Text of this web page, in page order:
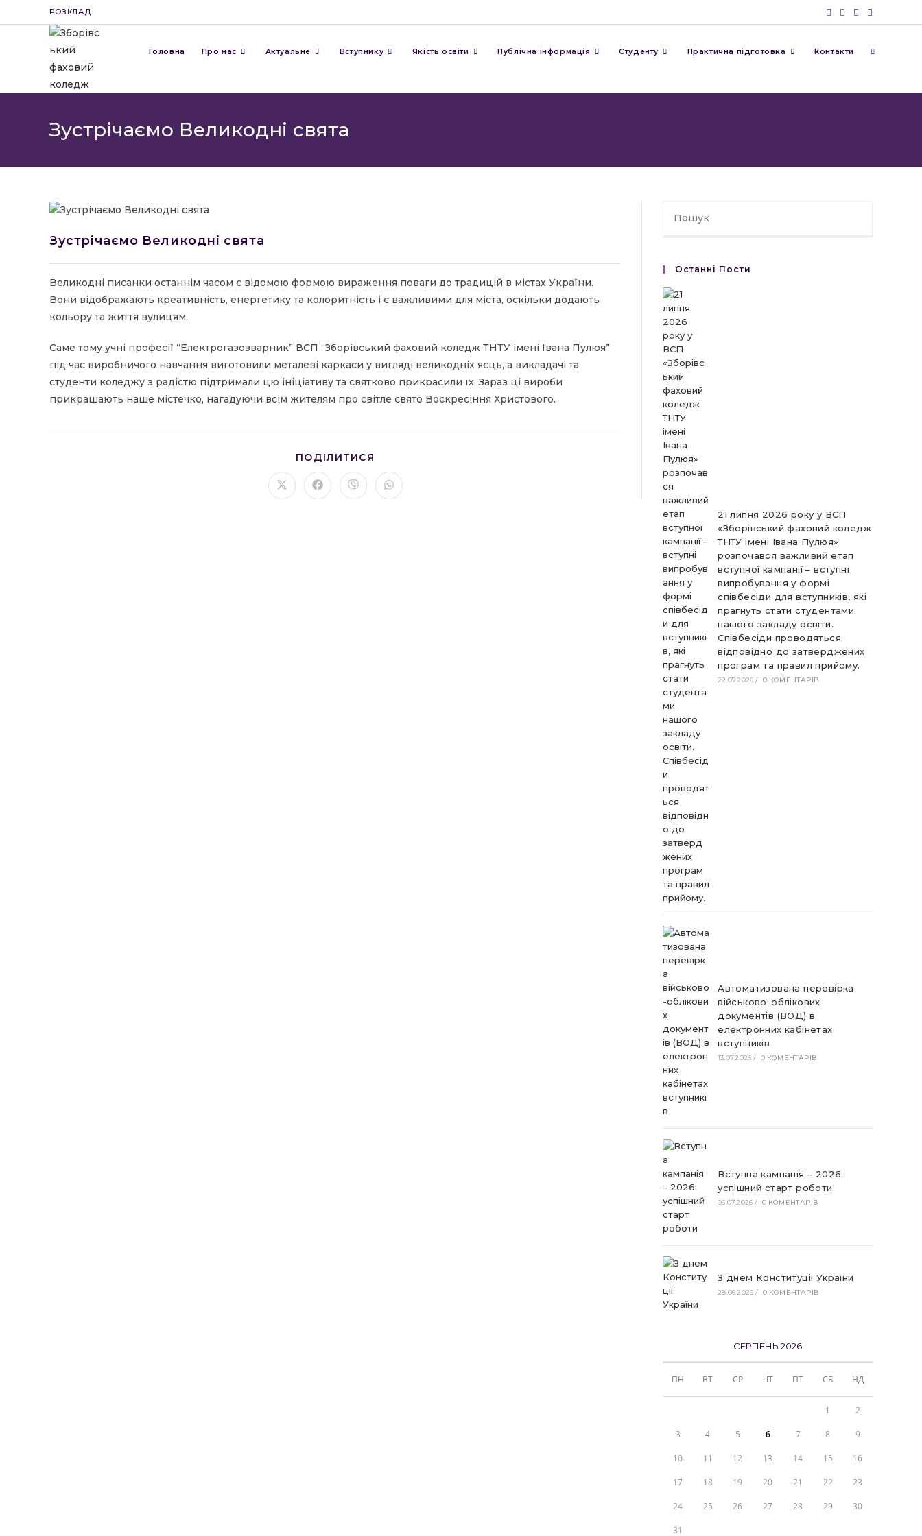
до
РОЗКЛАД
Головна Про нас Актуальне Вступнику Якість освіти Публічна інформація Студенту Практична підготовка Контакти
Зустрічаємо Великодні свята
Зустрічаємо Великодні свята
Великодні писанки останнім часом є відомою формою вираження поваги до традицій в містах України.
Вони відображають креативність, енергетику та колоритність і є важливими для міста, оскільки додають
кольору та життя вулицям.
Саме тому учні професії “Електрогазозварник” ВСП “Зборівський фаховий коледж ТНТУ імені Івана Пулюя”
під час виробничого навчання виготовили металеві каркаси у вигляді великодніх яєць, а викладачі та
студенти коледжу з радістю підтримали цю ініціативу та святково прикрасили їх. Зараз ці вироби
прикрашають наше містечко, нагадуючи всім жителям про світле свято Воскресіння Христового.
ПОДІЛИТИСЯ
ЦИМ
ВМІСТОМ
Відкрити
в
Відкрити
в
Відкрити
в
Відкрити
в
Останні Пости
21 липня 2026 року у ВСП
«Зборівський фаховий коледж
ТНТУ імені Івана Пулюя»
розпочався важливий етап
вступної кампанії – вступні
випробування у формі
співбесіди для вступників, які
прагнуть стати студентами
нашого закладу освіти.
Співбесіди проводяться
відповідно до затверджених
програм та правил прийому.
22.07.2026 / 0 КОМЕНТАРІВ
Автоматизована перевірка
військово-облікових
документів (ВОД) в
електронних кабінетах
вступників
13.07.2026 / 0 КОМЕНТАРІВ
Вступна кампанія – 2026:
успішний старт роботи
06.07.2026 / 0 КОМЕНТАРІВ
З днем Конституції України
28.06.2026 / 0 КОМЕНТАРІВ
СЕРПЕНЬ 2026
ПН ВТ СР ЧТ ПТ СБ НД
1 2
3 4 5 6 7 8 9
10 11 12 13 14 15 16
17 18 19 20 21 22 23
24 25 26 27 28 29 30
31